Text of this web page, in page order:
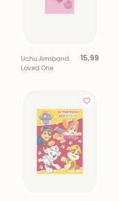
Uchu Armband
Loved One
15,99